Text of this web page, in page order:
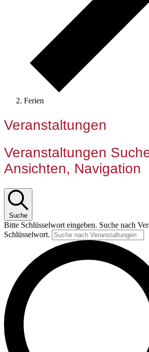
Ferien
Veranstaltungen
Veranstaltungen
Ansichten, Navigation
Suche
Bitte Schlüsselwort eingeben. Suche nach
Schlüsselwort.